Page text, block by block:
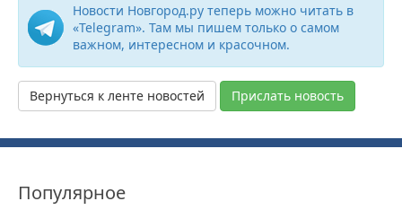
Новости Новгород.ру теперь можно читать в
«Telegram». Там мы пишем только о самом
важном, интересном и красочном.
Вернуться к ленте новостей Прислать новость
Популярное